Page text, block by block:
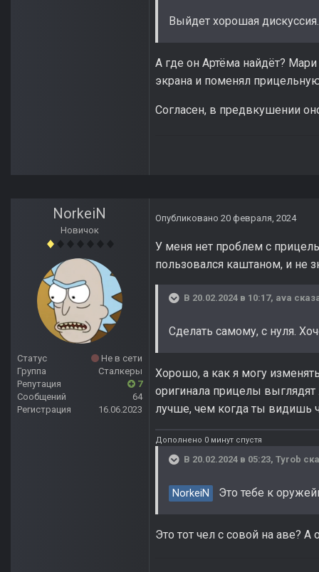
Выйдет хорошая
А где он Артёма найдёт?
экрана и поменял
Согласен, в предвкушении
NorkeiN
Новичок
Статус
Не в сети
Группа
Сталкеры
Репутация
7
Сообщений
64
Регистрация
16.06.2023
Опубликовано 20 февраля, 2024
У меня нет проблем с
пользовался каштаном, и не
В 20.02.2024 в 10:17, ava
Сделать самому, с нуля.
Хорошо, а как я могу
оригинала прицелы
лучше, чем когда ты видишь
Дополнено 0 минут спустя
В 20.02.2024 в 05:23, Tyrob
NorkeiN Это тебе к
Это тот чел с совой на аве?